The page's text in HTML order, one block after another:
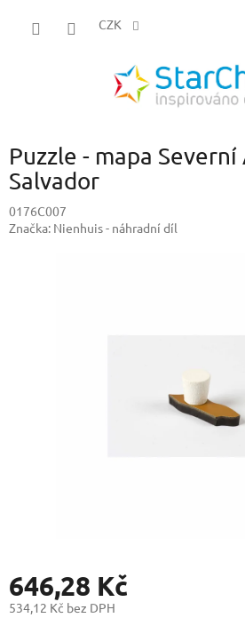
CZK
Puzzle - mapa
Salvador
0176C007
Značka: Nienhuis - náhradní díl
646,28 Kč
534,12 Kč bez DPH